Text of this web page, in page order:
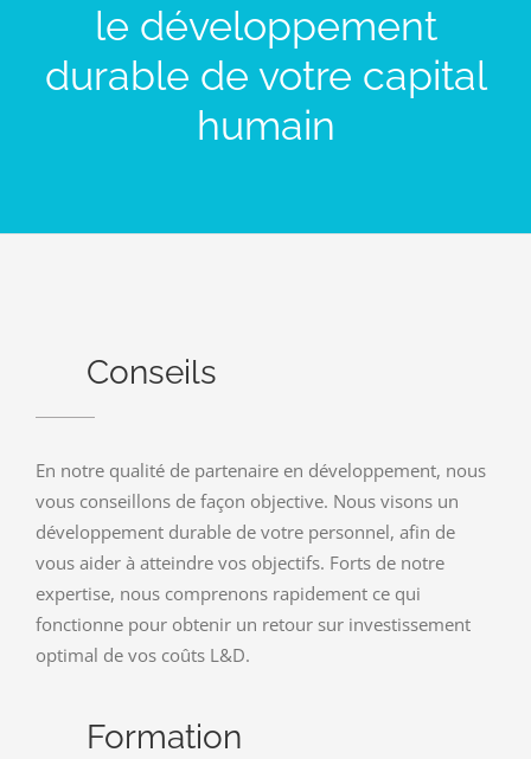
le développement
durable de votre capital
humain
Conseils
En notre qualité de partenaire en développement, nous
vous conseillons de façon objective. Nous visons un
développement durable de votre personnel, afin de
vous aider à atteindre vos objectifs. Forts de notre
expertise, nous comprenons rapidement ce qui
fonctionne pour obtenir un retour sur investissement
optimal de vos coûts L&D.
Formation